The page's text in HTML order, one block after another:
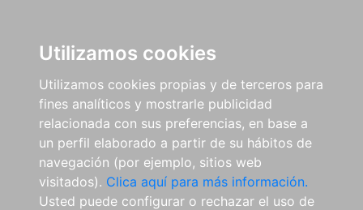
Utilizamos cookies
Utilizamos cookies propias y de terceros para
fines analíticos y mostrarle publicidad
relacionada con sus preferencias, en base a
un perfil elaborado a partir de su hábitos de
navegación (por ejemplo, sitios web
visitados). Clica aquí para más información.
Usted puede configurar o rechazar el uso de